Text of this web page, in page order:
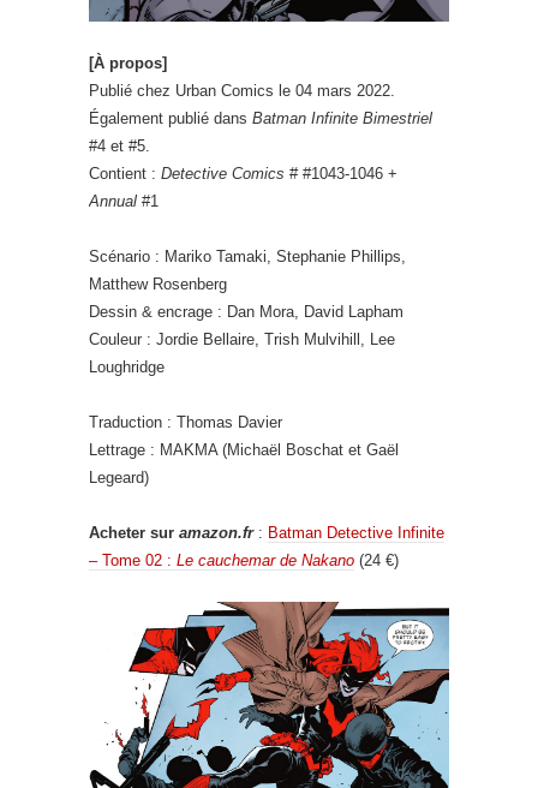
[À propos]
Publié chez Urban Comics le 04 mars 2022.
Également publié dans Batman Infinite Bimestriel
#4 et #5.
Contient : Detective Comics # #1043-1046 +
Annual #1
Scénario : Mariko Tamaki, Stephanie Phillips,
Matthew Rosenberg
Dessin & encrage : Dan Mora, David Lapham
Couleur : Jordie Bellaire, Trish Mulvihill, Lee
Loughridge
Traduction : Thomas Davier
Lettrage : MAKMA (Michaël Boschat et Gaël
Legeard)
Acheter sur amazon.fr: Batman Detective Infinite
– Tome 02 : Le cauchemar de Nakano (24 €)